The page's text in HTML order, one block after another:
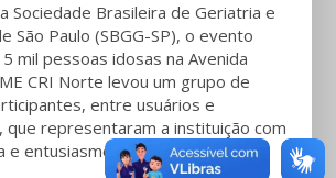
Sociedade Brasileira de Geriatria e
São Paulo (SBGG-SP), o evento
mil pessoas idosas na Avenida
CRI Norte levou um grupo de
entre usuários e
que representaram a instituição com
entusiasmo.